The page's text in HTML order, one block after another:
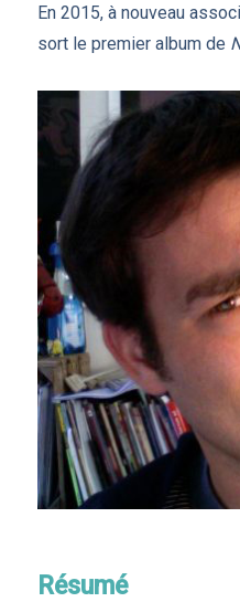
En 2015, à nouveau
sort le premier album de
Résumé